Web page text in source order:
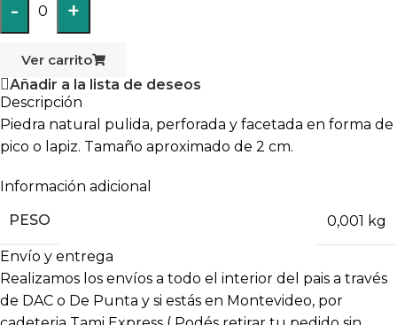
- 0 +
Ver carrito
Añadir a la lista de deseos
Descripción
Piedra natural pulida, perforada y facetada en forma de
pico o lapiz. Tamaño aproximado de 2 cm.
Información adicional
PESO
0,001 kg
Envío y entrega
Realizamos los envíos a todo el interior del pais a través
de DAC o De Punta y si estás en Montevideo, por